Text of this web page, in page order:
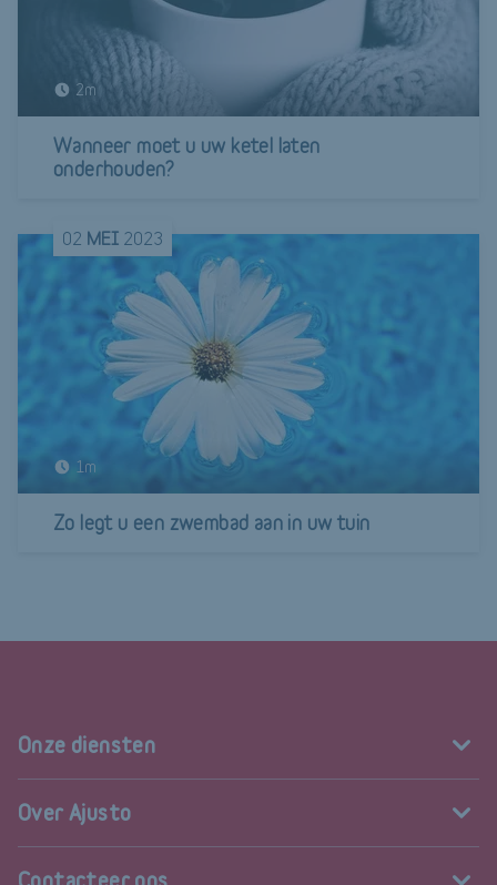
2m
Wanneer moet u uw ketel laten
onderhouden?
02 MEI 2023
1m
Zo legt u een zwembad aan in uw tuin
Onze diensten
Over Ajusto